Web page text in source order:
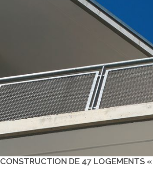
CONSTRUCTION DE 47 LOGEMENTS «